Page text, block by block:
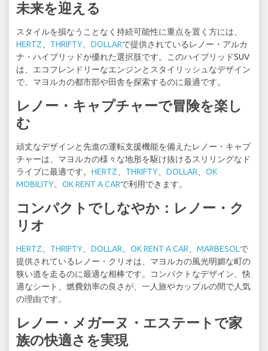
未来を迎える
スタイルを損なうことなく持続可能性に重点を置く方には、
HERTZ
THRIFTY DOLLARで提供されているレノー・アルカ
ナ・ハイブリッドが優れた選択肢です。このハイブリッドSUV
は、エコフレンドリーなエンジンとスタイリッシュなデザイン
で、マヨルカの都市部や田舎を探索するのに最適です。
レノー・キャプチャーで冒険を楽し
む
頑丈なデザインと先進の運転支援機能を備えたレノー・キャプ
チャーは、マヨルカの様々な地形を駆け抜けるスリリングなド
ライブに最適です。 HERTZ THRIFTY DOLLAR
OK
MOBILITY
OK RENT A CARで利用できます。
コンパクトでしなやか：レノー・ク
リオ
HERTZ THRIFTY DOLLAR OK RENT A CAR MARBESOLで
提供されているレノー・クリオは、マヨルカの風光明媚な町の
狭い道を走るのに最適な相棒です。コンパクトなデザイン、快
適なシート、燃費効率の良さが、一人旅やカップルの間で人気
の理由です。
レノー・メガーヌ・エステートで家
族の快適さを実現